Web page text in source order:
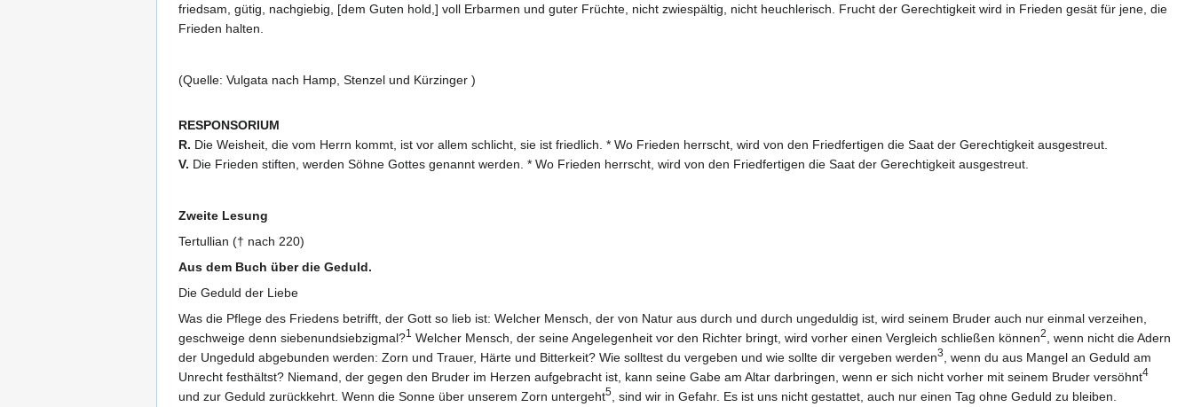
friedsam, gütig, nachgiebig, [dem Guten hold,] voll Erbarmen und guter Früchte, nicht zwiespältig, nicht heuchlerisch. Frucht der Gerechtigkeit wird in Frieden gesät für jene, die
Frieden halten.
(Quelle: Vulgata nach Hamp, Stenzel und Kürzinger )
RESPONSORIUM
R. Die Weisheit, die vom Herrn kommt, ist vor allem schlicht, sie ist friedlich. * Wo Frieden herrscht, wird von den Friedfertigen die Saat der Gerechtigkeit ausgestreut.
V. Die Frieden stiften, werden Söhne Gottes genannt werden. * Wo Frieden herrscht, wird von den Friedfertigen die Saat der Gerechtigkeit ausgestreut.
Zweite Lesung
Tertullian († nach 220)
Aus dem Buch über die Geduld.
Die Geduld der Liebe
Was die Pflege des Friedens betrifft, der Gott so lieb ist: Welcher Mensch, der von Natur aus durch und durch ungeduldig ist, wird seinem Bruder auch nur einmal verzeihen,
geschweige denn siebenundsiebzigmal?1 Welcher Mensch, der seine Angelegenheit vor den Richter bringt, wird vorher einen Vergleich schließen können2
, wenn nicht die Adern
der Ungeduld abgebunden werden: Zorn und Trauer, Härte und Bitterkeit? Wie solltest du vergeben und wie sollte dir vergeben werden3
, wenn du aus Mangel an Geduld am
Unrecht festhältst? Niemand, der gegen den Bruder im Herzen aufgebracht ist, kann seine Gabe am Altar darbringen, wenn er sich nicht vorher mit seinem Bruder versöhnt4
und zur Geduld zurückkehrt. Wenn die Sonne über unserem Zorn untergeht5
, sind wir in Gefahr. Es ist uns nicht gestattet, auch nur einen Tag ohne Geduld zu bleiben.